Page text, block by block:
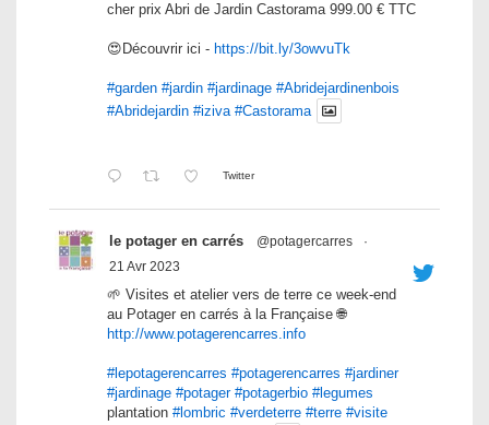
cher prix Abri de Jardin Castorama 999.00 € TTC
😍Découvrir ici - https://bit.ly/3owvuTk
#garden #jardin #jardinage #Abridejardinenbois
#Abridejardin #iziva #Castorama
Twitter
le potager en carrés @potagercarres
·
21 Avr 2023
🌱 Visites et atelier vers de terre ce week-end
au Potager en carrés à la Française 🌐
http://www.potagerencarres.info
#lepotagerencarres #potagerencarres #jardiner
#jardinage #potager #potagerbio #legumes
plantation #lombric #verdeterre #terre #visite